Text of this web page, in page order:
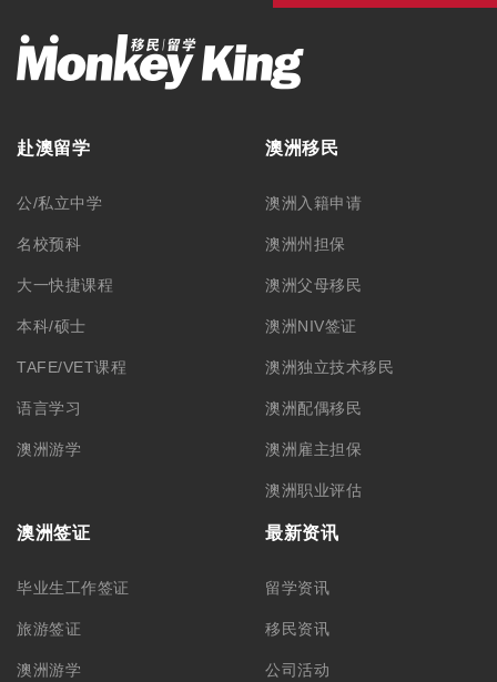
赴澳留学
公/私立中学
名校预科
大一快捷课程
本科/硕士
TAFE/VET课程
语言学习
澳洲游学
澳洲移民
澳洲入籍申请
澳洲州担保
澳洲父母移民
澳洲NIV签证
澳洲独立技术移民
澳洲配偶移民
澳洲雇主担保
澳洲职业评估
澳洲签证
毕业生工作签证
旅游签证
澳洲游学
最新资讯
留学资讯
移民资讯
公司活动